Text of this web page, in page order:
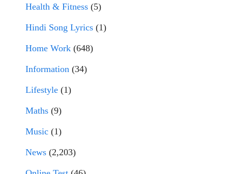
Health & Fitness (5)
Hindi Song Lyrics (1)
Home Work (648)
Information (34)
Lifestyle (1)
Maths (9)
Music (1)
News (2,203)